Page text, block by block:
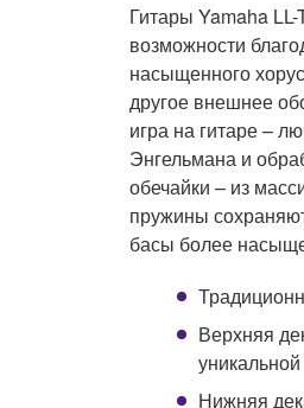
Гитары Yamaha
возможности
насыщенного
другое внешнее
игра на гитаре –
Энгельмана и
обечайки – из
пружины
басы более
Верхняя
Нижняя